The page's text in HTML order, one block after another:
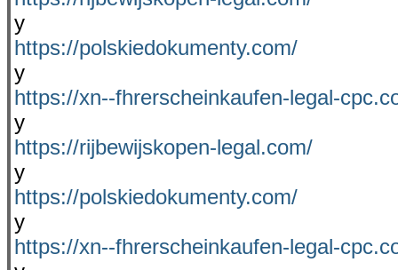
y
https://polskiedokumenty.com/
y
https://xn--fhrerscheinkaufen-legal-
y
https://rijbewijskopen-legal.com/
y
https://polskiedokumenty.com/
y
https://xn--fhrerscheinkaufen-legal-